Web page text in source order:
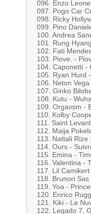
096. Enzo
097. Pogo Car
098. Ricky
099. Pino
100. Andrea
101. Rung
102. Fati
103. Piove. -
104. Caponetti -
105. Ryan Hurd
106. Neton
107. Ginko
108. Kutu - Wuha
109. Orgavsm -
110. Kolby
111. Saint
112. Maija
113. Nattali Rize
114. Ours -
115. Emina -
116. Valentina -
117. Lil
118. Brunori
119. Yoa -
120. Enrico
121. Kiki - Le
122. Legado 7,